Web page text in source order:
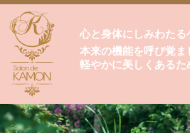
心と身体にしみわたる
本来の機能を呼び覚ま
軽やかに美しくあるた